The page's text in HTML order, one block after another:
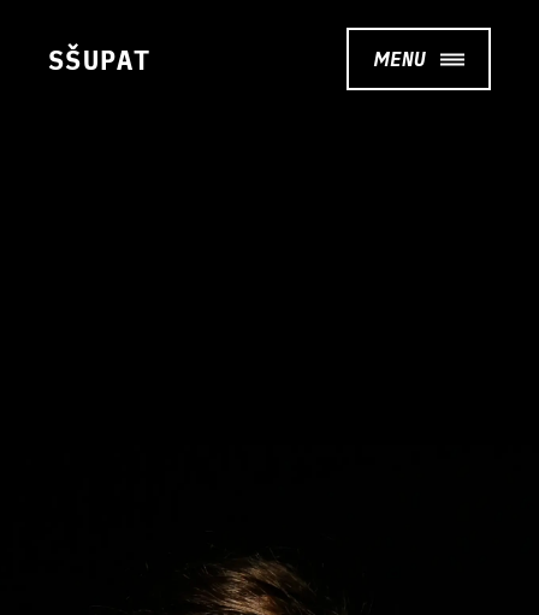
SŠUPAT MENU